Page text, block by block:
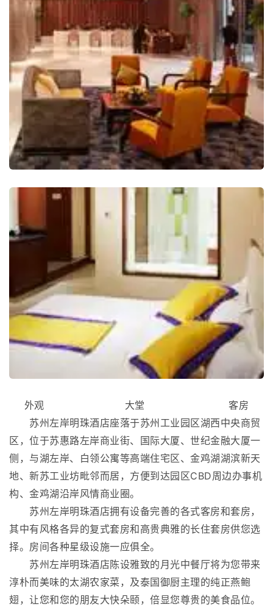
外观 大堂 客房
苏州左岸明珠酒店座落于苏州工业园区湖西中央商贸
区，位于苏惠路左岸商业街、国际大厦、世纪金融大厦一
侧，与湖左岸、白领公寓等高端住宅区、金鸡湖湖滨新天
地、新苏工业坊毗邻而居，方便到达园区CBD周边办事机
构、金鸡湖沿岸风情商业圈。
苏州左岸明珠酒店拥有设备完善的各式客房和套房，
其中有风格各异的复式套房和高贵典雅的长住套房供您选
择。房间各种星级设施一应俱全。
苏州左岸明珠酒店陈设雅致的月光中餐厅将为您带来
淳朴而美味的太湖农家菜，及泰国御厨主理的纯正燕鲍
翅，让您和您的朋友大快朵颐，倍显您尊贵的美食品位。